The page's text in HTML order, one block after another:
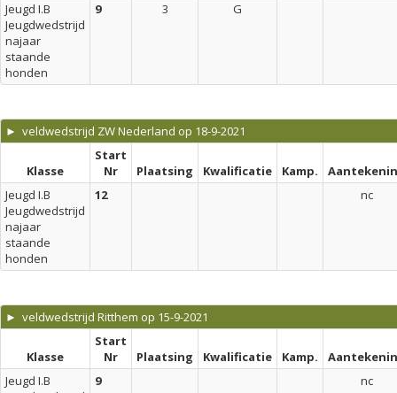
Jeugd I.B
Jeugdwedstrijd
najaar
staande
honden
9 3 G
► veldwedstrijd ZW Nederland op 18-9-2021
Klasse
Start
Nr
Plaatsing Kwalificatie Kamp.
Jeugd I.B
Jeugdwedstrijd
najaar
staande
honden
12 nc
► veldwedstrijd Ritthem op 15-9-2021
Klasse
Start
Nr
Plaatsing Kwalificatie Kamp.
Jeugd I.B
9 nc